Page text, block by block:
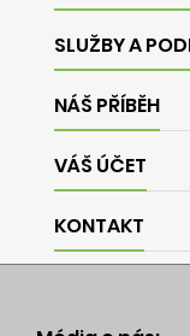
SLUŽBY A
NÁŠ PŘÍBĚH
VÁŠ ÚČET
KONTAKT